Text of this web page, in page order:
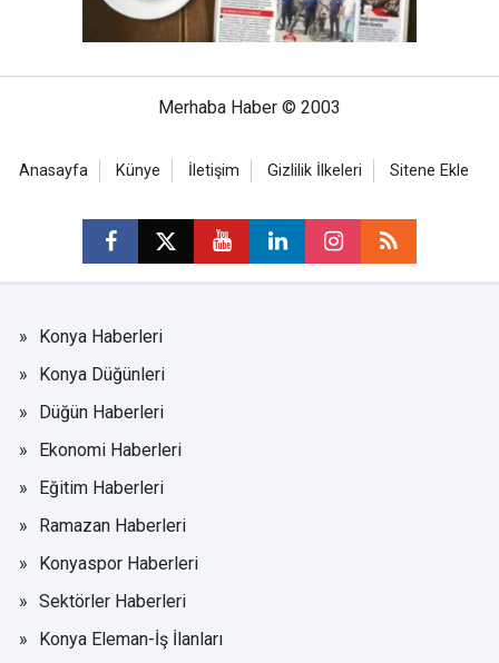
Merhaba Haber © 2003
Anasayfa Künye İletişim Gizlilik İlkeleri Sitene Ekle
Konya Haberleri
Konya Düğünleri
Düğün Haberleri
Ekonomi Haberleri
Eğitim Haberleri
Ramazan Haberleri
Konyaspor Haberleri
Sektörler Haberleri
Konya Eleman-İş İlanları